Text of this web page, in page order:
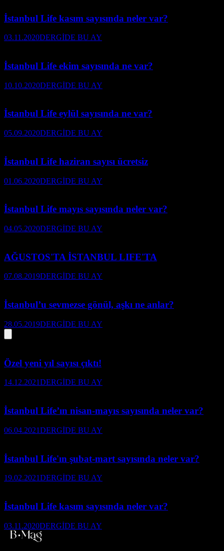
İstanbul Life kasım sayısında neler var?
03.11.2020DERGİDE BU AY
İstanbul Life ekim sayısında ne var?
10.10.2020DERGİDE BU AY
İstanbul Life eylül sayısında ne var?
05.09.2020DERGİDE BU AY
İstanbul Life haziran sayısı ücretsiz
01.06.2020DERGİDE BU AY
İstanbul Life mayıs sayısında neler var?
04.05.2020DERGİDE BU AY
AĞUSTOS'TA İSTANBUL LIFE'TA
07.08.2019DERGİDE BU AY
İstanbul’u sevmezse gönül, aşkı ne anlar?
28.05.2019DERGİDE BU AY
Özel yeni yıl sayısı çıktı!
14.12.2021DERGİDE BU AY
İstanbul Life’ın nisan-mayıs sayısında neler var?
06.04.2021DERGİDE BU AY
İstanbul Life'ın şubat-mart sayısında neler var?
19.02.2021DERGİDE BU AY
İstanbul Life kasım sayısında neler var?
03.11.2020DERGİDE BU AY